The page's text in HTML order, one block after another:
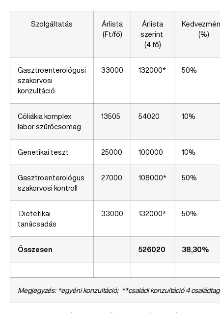
Szolgáltatás
Árlista
(Ft/fő)
Árlista
szerint
(4 fő)
(%)
Gasztroenterológusi
szakorvosi
konzultáció
33000 132000* 50%
Cöliákia komplex
labor szűrőcsomag
13505 54020 10%
Genetikai teszt 25000 100000 10%
Gasztroenterológus
szakorvosi kontroll
27000 108000* 50%
Dietetikai
tanácsadás
33000 132000* 50%
Összesen 526020 38,30%
Megjegyzés: *egyéni konzultáció; **családi konzultáció 4